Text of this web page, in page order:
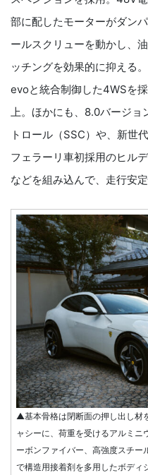
部に配したモーターがダン
ールスクリューを動かし、
ッチングを効果的に抑える
evoと統合制御した4WSを
上。ほかにも、8.0バージョ
トロール（SSC）や、新世
フェラーリ車初採用のヒル
などを組み込んで、走行安定
▲基本骨格は閉断面の押し出し材
ャシーに、荷重を受けるアルミニ
ーボンファイバー、高強度スチー
で構造用接着剤を多用したボディ